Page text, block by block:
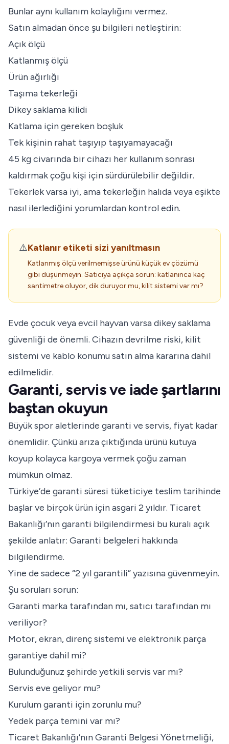
Bunlar aynı kullanım kolaylığını vermez.
Satın almadan önce şu bilgileri netleştirin:
Açık ölçü
Katlanmış ölçü
Ürün ağırlığı
Taşıma tekerleği
Dikey saklama kilidi
Katlama için gereken boşluk
Tek kişinin rahat taşıyıp taşıyamayacağı
45 kg civarında bir cihazı her kullanım sonrası
kaldırmak çoğu kişi için sürdürülebilir değildir.
Tekerlek varsa iyi, ama tekerleğin halıda veya eşikte
nasıl ilerlediğini yorumlardan kontrol edin.
⚠️Katlanır etiketi sizi yanıltmasın
Katlanmış ölçü verilmemişse ürünü küçük ev çözümü
gibi düşünmeyin. Satıcıya açıkça sorun: katlanınca kaç
santimetre oluyor, dik duruyor mu, kilit sistemi var mı?
Evde çocuk veya evcil hayvan varsa dikey saklama
güvenliği de önemli. Cihazın devrilme riski, kilit
sistemi ve kablo konumu satın alma kararına dahil
edilmelidir.
Garanti, servis ve iade şartlarını
baştan okuyun
Büyük spor aletlerinde garanti ve servis, fiyat kadar
önemlidir. Çünkü arıza çıktığında ürünü kutuya
koyup kolayca kargoya vermek çoğu zaman
mümkün olmaz.
Türkiye’de garanti süresi tüketiciye teslim tarihinde
başlar ve birçok ürün için asgari 2 yıldır. Ticaret
Bakanlığı’nın garanti bilgilendirmesi bu kuralı açık
şekilde anlatır: Garanti belgeleri hakkında
bilgilendirme.
Yine de sadece “2 yıl garantili” yazısına güvenmeyin.
Şu soruları sorun:
Garanti marka tarafından mı, satıcı tarafından mı
veriliyor?
Motor, ekran, direnç sistemi ve elektronik parça
garantiye dahil mi?
Bulunduğunuz şehirde yetkili servis var mı?
Servis eve geliyor mu?
Kurulum garanti için zorunlu mu?
Yedek parça temini var mı?
Ticaret Bakanlığı’nın Garanti Belgesi Yönetmeliği,